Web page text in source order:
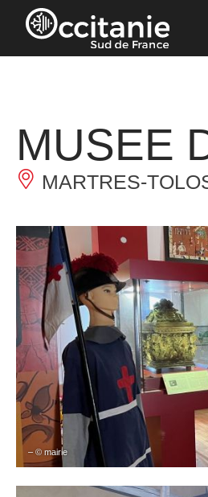
Panneau de gestion des cookies
MUSEE
MARTRES-
– © mairie